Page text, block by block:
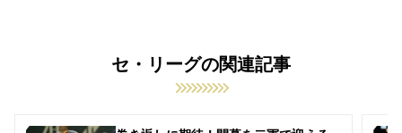
セ・リーグの関連記事